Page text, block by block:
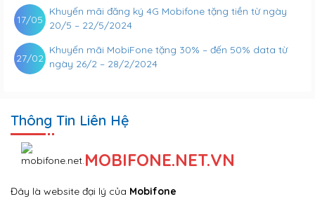
Khuyến mãi đăng ký 4G Mobifone tặng tiền từ ngày
20/5 – 22/5/2024
17/05
Khuyến mãi MobiFone tặng 30% – đến 50% data từ
ngày 26/2 – 28/2/2024
27/02
Thông Tin Liên Hệ
MOBIFONE.NET.VN
Đây là website đại lý của Mobifone